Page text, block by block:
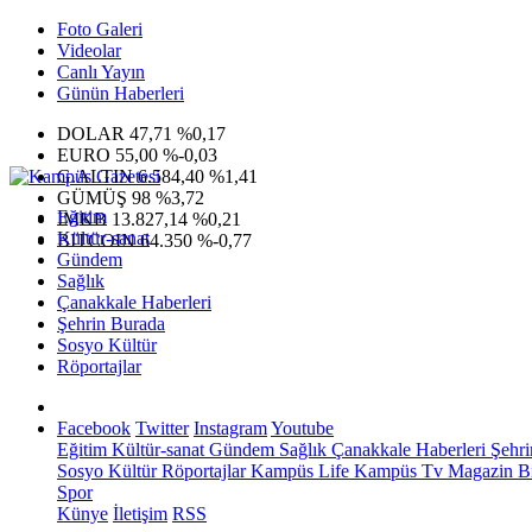
Foto Galeri
Videolar
Canlı Yayın
Günün Haberleri
DOLAR 47,71 %0,17
EURO 55,00 %-0,03
G.ALTIN6.584,40 %1,41
GÜMÜŞ 98 %3,72
IMKB 13.827,14 %0,21
BITCOIN64.350 %-0,77
Eğitim
Kültür-sanat
Gündem
Sağlık
Çanakkale Haberleri
Şehrin Burada
Sosyo Kültür
Röportajlar
Facebook Twitter InstagramYoutube
Eğitim Kültür-sanat Gündem Sağlık Çanakkale Haberleri
Sosyo KültürRöportajlarKampüs Life Kampüs Tv Magazin
Spor
Künye İletişim RSS